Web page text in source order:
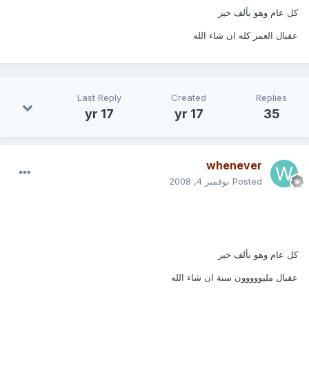
كل عام وهو بألف خير
عقبال العمر كله ان شاء الله
Replies
35
Created
17 yr
Last Reply
17 yr
whenever
Posted نوفمبر 4, 2008
كل عام وهو بألف خير
عقبال مليووووون سنة ان شاء الله